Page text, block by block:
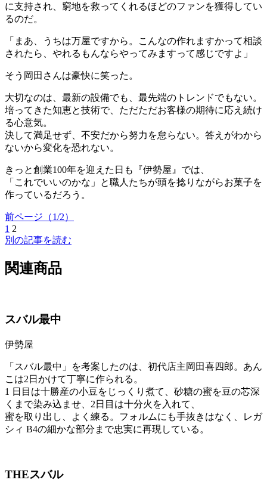
に支持され、窮地を救ってくれるほどのファンを獲得してい
るのだ。
「まあ、うちは万屋ですから。こんなの作れますかって相談
されたら、やれるもんならやってみますって感じですよ」
そう岡田さんは豪快に笑った。
大切なのは、最新の設備でも、最先端のトレンドでもない。
培ってきた知恵と技術で、ただただお客様の期待に応え続け
る心意気。
決して満足せず、不安だから努力を怠らない。答えがわから
ないから変化を恐れない。
きっと創業100年を迎えた日も『伊勢屋』では、
「これでいいのかな」と職人たちが頭を捻りながらお菓子を
作っているだろう。
前ページ（1/2）
1 2
別の記事を読む
関連商品
スバル最中
伊勢屋
「スバル最中」を考案したのは、初代店主岡田喜四郎。あん
こは2日かけて丁寧に作られる。
1 日目は十勝産の小豆をじっくり煮て、砂糖の蜜を豆の芯深
くまで染み込ませ、2日目は十分火を入れて、
蜜を取り出し、よく練る。フォルムにも手抜きはなく、レガ
シィ B4の細かな部分まで忠実に再現している。
THEスバル